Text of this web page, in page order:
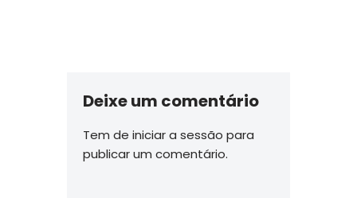
Deixe um comentário
Tem de iniciar a sessão para
publicar um comentário.